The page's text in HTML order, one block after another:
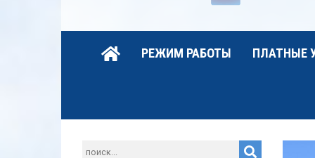
РЕЖИМ РАБОТЫ ПЛАТНЫЕ